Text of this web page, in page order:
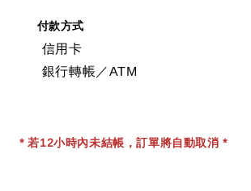
付款方式
信用卡
銀行轉帳／ATM
* 若12小時內未結帳，訂單將自動取消 *